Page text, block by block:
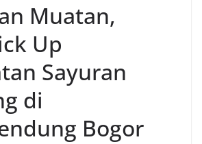
Muatan,
Up
Sayuran
di
Bogor